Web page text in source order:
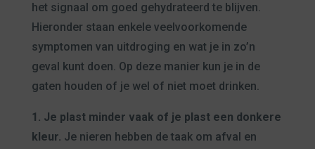
het signaal om goed gehydrateerd te blijven.
Hieronder staan enkele veelvoorkomende
symptomen van uitdroging en wat je in zo’n
geval kunt doen. Op deze manier kun je in de
gaten houden of je wel of niet moet drinken.
1. Je plast minder vaak of je plast een donkere
kleur. Je nieren hebben de taak om afval en